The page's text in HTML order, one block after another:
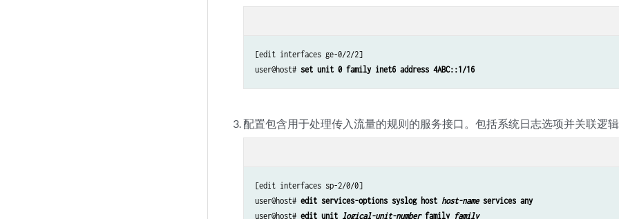
[edit interfaces ge-0/2/2]
user@host# set unit 0 family inet6 address 4ABC::1/16
配置包含用于处理传入流量的规则的服务接口。包括系统日志选项并关联逻辑
[edit interfaces sp-2/0/0]
user@host# edit services-options syslog host host-name services any
user@host# edit unit logical-unit-number family family